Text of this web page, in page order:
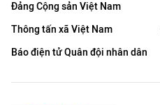
Đảng Cộng sản Việt Nam
Thông tấn xã Việt Nam
Báo điện tử Quân đội nhân dân